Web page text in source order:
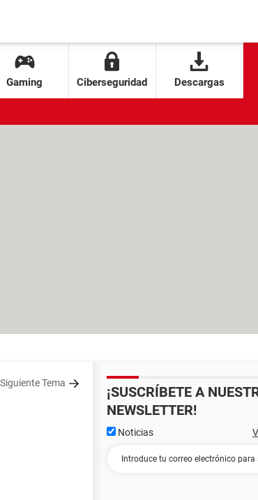
Gaming Ciberseguridad Descargas
Siguiente Tema
¡SUSCRÍBETE A
NEWSLETTER!
Noticias